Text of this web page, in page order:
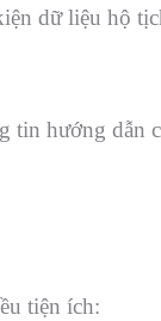
dữ liệu hộ
tin hướng dẫn
tiện ích: